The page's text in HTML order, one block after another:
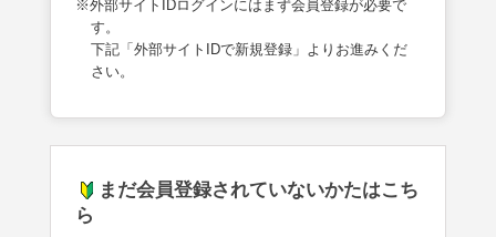
※外部サイトIDログインにはまず会員登録が必要で
す。
下記「外部サイトIDで新規登録」よりお進みくだ
さい。
まだ会員登録されていないかたはこち
ら